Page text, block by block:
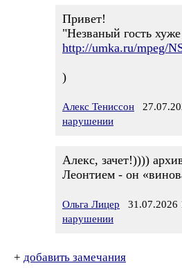
Привет!
"Незваный гость
http://umka.ru/mpeg/
)
Алекс Тениссон
нарушении
Алекс, зачет!))))
Леонтием - он
Ольга Лицер 31.07.2026
нарушении
+ добавить замечания